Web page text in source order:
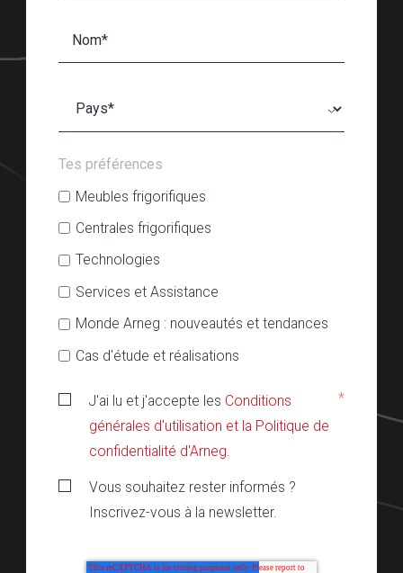
Tes préférences
Meubles frigorifiques
Centrales frigorifiques
Technologies
Services et Assistance
Monde Arneg : nouveautés et tendances
Cas d'étude et réalisations
J'ai lu et j'accepte les Conditions
générales d'utilisation et la Politique de
confidentialité d'Arneg
*
Vous souhaitez rester informés ?
Inscrivez-vous à la newsletter.